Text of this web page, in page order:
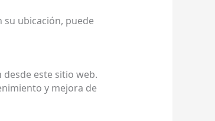
ubicación, puede
este sitio web.
y mejora de